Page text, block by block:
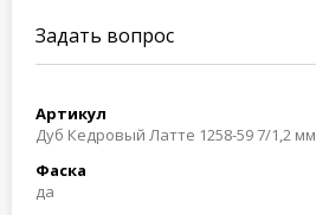
Задать вопрос
Артикул
Дуб Кедровый Латте 1258-59 7/1,2 мм
Фаска
да